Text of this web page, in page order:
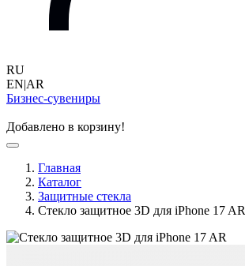
RU
EN|AR
Бизнес-сувениры
Добавлено в корзину!
Главная
Каталог
Защитные стекла
Стекло защитное 3D для iPhone 17 AR